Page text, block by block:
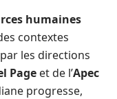
humaines
contextes
les directions
Page et de l’Apec
progresse,